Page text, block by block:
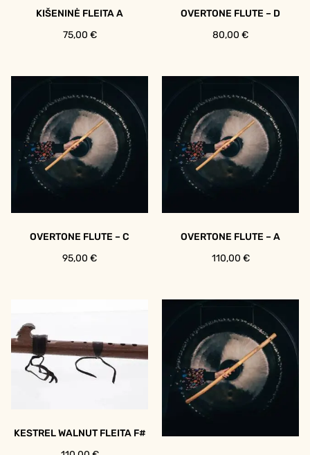
KIŠENINĖ FLEITA A
75,00 €
OVERTONE FLUTE – D
80,00 €
OVERTONE FLUTE – C
95,00 €
OVERTONE FLUTE – A
110,00 €
KESTREL WALNUT FLEITA F#